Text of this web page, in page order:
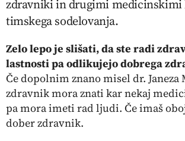
zdravniki in drugimi medicinskimi
timskega sodelovanja.
Zelo lepo je slišati, da ste radi
lastnosti pa odlikujejo dobrega
Če dopolnim znano misel dr. Janeza
zdravnik mora znati kar nekaj
pa mora imeti rad ljudi. Če imaš
dober zdravnik.